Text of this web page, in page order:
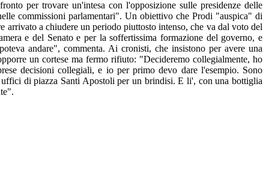
per trovare un'intesa con l'opposizione sulle presidenze delle
commissioni parlamentari". Un obiettivo che Prodi "auspica" di
arrivato a chiudere un periodo piuttosto intenso, che va dal voto del
e del Senato e per la soffertissima formazione del governo, e
andare", commenta. Ai cronisti, che insistono per avere una
un cortese ma fermo rifiuto: "Decideremo collegialmente, ho
decisioni collegiali, e io per primo devo dare l'esempio. Sono
di piazza Santi Apostoli per un brindisi. E li', con una bottiglia